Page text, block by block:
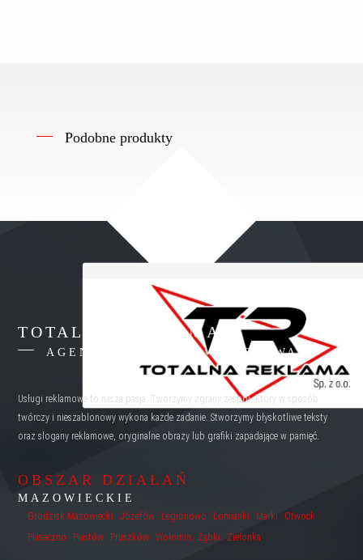
Podobne produkty
TOTALNA REKLAMA
AGENCJA REKLAMY WARSZAWA
Usługi reklamowe to nasza pasja. Tworzymy zgrany zespół, który w sposób
twórczy i nieszablonowy wykona każde zadanie. Stworzymy błyskotliwe teksty
oraz slogany reklamowe, oryginalne obrazy lub grafiki zapadające w pamięć.
OBSZAR DZIAŁAŃ
MAZOWIECKIE
Grodzisk Mazowiecki Józefów Legionowo Łomianki Marki
Otwock
Piaseczno
Piastów Pruszków Wołomin Ząbki Zielonka